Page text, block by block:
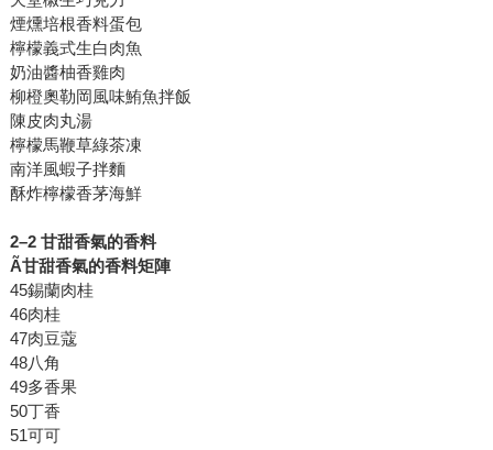
煙燻培根香料蛋包
檸檬義式生白肉魚
奶油醬柚香雞肉
柳橙奧勒岡風味鮪魚拌飯
陳皮肉丸湯
檸檬馬鞭草綠茶凍
南洋風蝦子拌麵
酥炸檸檬香茅海鮮
2–2 甘甜香氣的香料
Ã甘甜香氣的香料矩陣
45錫蘭肉桂
46肉桂
47肉豆蔻
48八角
49多香果
50丁香
51可可